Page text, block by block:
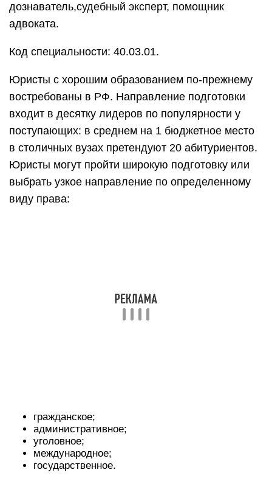
дознаватель,судебный эксперт, помощник
адвоката.
Код специальности: 40.03.01.
Юристы с хорошим образованием по-прежнему
востребованы в РФ. Направление подготовки
входит в десятку лидеров по популярности у
поступающих: в среднем на 1 бюджетное место
в столичных вузах претендуют 20 абитуриентов.
Юристы могут пройти широкую подготовку или
выбрать узкое направление по определенному
виду права:
гражданское;
административное;
уголовное;
международное;
государственное.